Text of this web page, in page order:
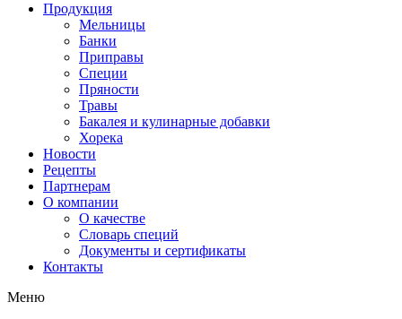
Продукция
Мельницы
Банки
Приправы
Специи
Пряности
Травы
Бакалея и кулинарные добавки
Хорека
Новости
Рецепты
Партнерам
О компании
О качестве
Словарь специй
Документы и сертификаты
Контакты
Меню